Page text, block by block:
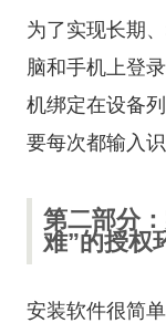
为了实现长期
脑和手机上登录
机绑定在设备
要每次都输入识
第二部分
难”的授权
安装软件很简